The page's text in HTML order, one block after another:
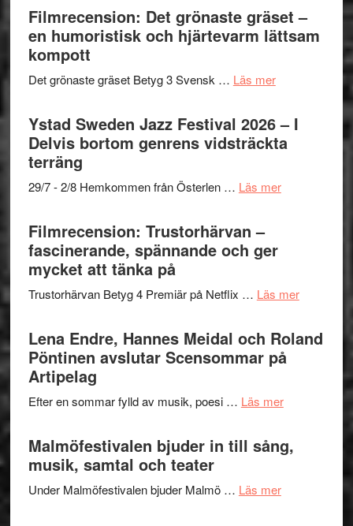
titlar
i
Shahab
Mehrabi
till
Kulturs
Filmrecension: Det grönaste gräset –
en humoristisk och hjärtevarm lättsam
kompott
Det grönaste gräset Betyg 3 Svensk … Läs merom
Det
grönaste
gräset
en
hjärtevarm
Ystad Sweden Jazz Festival 2026 – I
Delvis bortom genrens vidsträckta
terräng
29/7 - 2/8 Hemkommen från Österlen … Läs merom
–
Delvis
bortom
terräng
Filmrecension: Trustorhärvan –
fascinerande, spännande och ger
mycket att tänka på
Trustorhärvan Betyg 4 Premiär på Netflix … Läs merom
–
Lena Endre, Hannes Meidal och Roland
Pöntinen avslutar Scensommar på
Artipelag
Efter en sommar fylld av musik, poesi … Läs merom
Hannes
Malmöfestivalen bjuder in till sång,
musik, samtal och teater
Under Malmöfestivalen bjuder Malmö … Läs merom